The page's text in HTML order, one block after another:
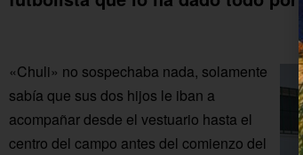
«Chuli» no sospechaba nada, solamente
sabía que sus dos hijos le iban a
acompañar desde el vestuario hasta el
centro del campo antes del comienzo del